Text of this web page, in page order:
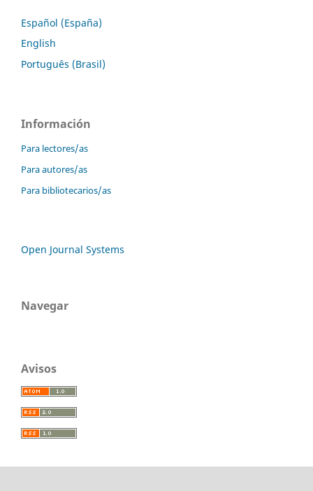
Español (España)
English
Português (Brasil)
Información
Para lectores/as
Para autores/as
Para bibliotecarios/as
Open Journal Systems
Navegar
Avisos